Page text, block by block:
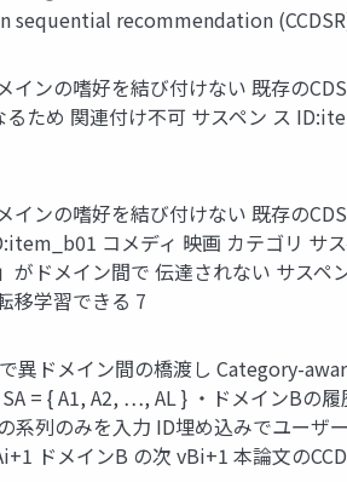
sequential recommendation
インの嗜好を結び付けない 既存の
ため 関連付け不可 サスペン ス
インの嗜好を結び付けない 既存の
コメディ 映画 カテゴリ
がドメイン間で 伝達されない サス
移学習できる 7
異ドメイン間の橋渡し Category-
= { A1, A2, …, AL } ・ドメインBの
系列のみを入力 ID埋め込みでユー
ドメインB の次 vBi+1 本論文の